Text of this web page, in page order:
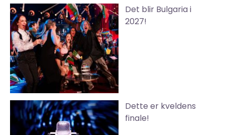
Det blir Bulgaria i
2027!
Dette er kveldens
finale!